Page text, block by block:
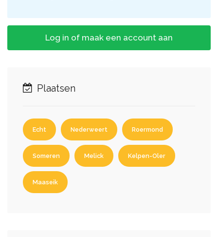
Log in of maak een account aan
Plaatsen
Echt Nederweert Roermond
Someren Melick Kelpen-Oler
Maaseik